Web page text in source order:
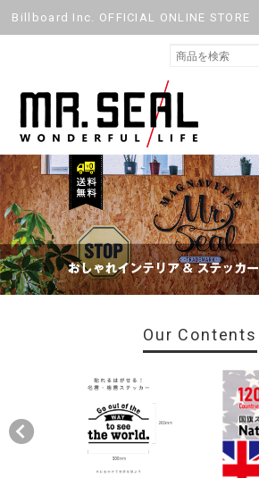
Billboard Inc. OFFICIAL ONLINE STORE
Our Contents